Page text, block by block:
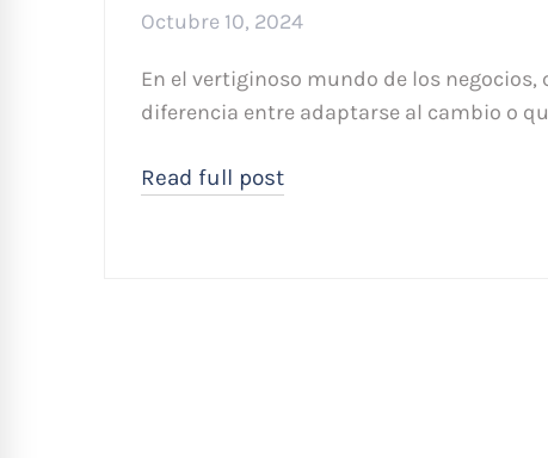
Octubre 10, 2024
En el vertiginoso mundo de los
diferencia entre adaptarse al cambio o
Read full post